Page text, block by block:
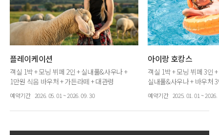
플레이케이션
객실 1박 + 모닝 뷔페 2인 + 실내풀&사우나 +
1만원 식음 바우처 + 가든라떼 + 대관령
양떼목장 입장권
예약기간 2026. 05. 01 ~ 2026. 09. 30
아이랑 호캉스
객실 1박 + 모닝 뷔페 3인
실내풀&사우나 + 바우처
예약기간 2025. 01. 01 ~ 2026.